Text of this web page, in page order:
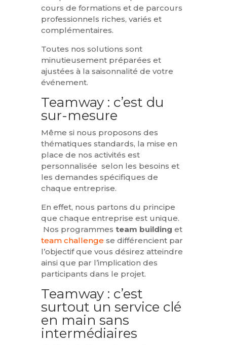
cours de formations et de parcours
professionnels riches, variés et
complémentaires.
Toutes nos solutions sont
minutieusement préparées et
ajustées à la saisonnalité de votre
événement.
Teamway : c’est du
sur-mesure
Même si nous proposons des
thématiques standards, la mise en
place de nos activités est
personnalisée selon les besoins et
les demandes spécifiques de
chaque entreprise.
En effet, nous partons du principe
que chaque entreprise est unique.
Nos programmes team building et
team challenge se différencient par
l’objectif que vous désirez atteindre
ainsi que par l’implication des
participants dans le projet.
Teamway : c’est
surtout un service clé
en main sans
intermédiaires